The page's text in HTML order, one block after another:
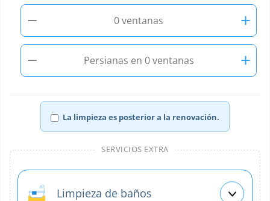
− 0 ventanas
+
−
Persianas en 0 ventanas +
La limpieza es posterior a la renovación.
SERVICIOS EXTRA
Limpieza de baños